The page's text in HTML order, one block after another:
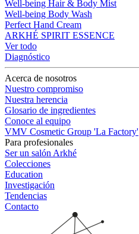
Well-being Hair & Body Mist
Well-being Body Wash
Perfect Hand Cream
ARKHÉ SPIRIT ESSENCE
Ver todo
Diagnóstico
Acerca de nosotros
Nuestro compromiso
Nuestra herencia
Glosario de ingredientes
Conoce al equipo
VMV Cosmetic Group 'La Factory'
Para profesionales
Ser un salón Arkhé
Colecciones
Education
Investigación
Tendencias
Contacto